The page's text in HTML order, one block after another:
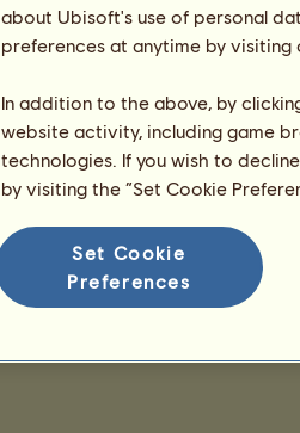
about Ubisoft's use of personal
preferences at anytime by
In addition to the above, by
website activity, including game
technologies. If you wish to
by visiting the “Set Cookie
Set Cookie
Preferences